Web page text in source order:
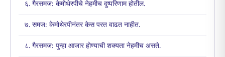
६. गैरसमज: केमोथेरपीचे नेहमीच दुष्परिणाम होतील.
७. समज: केमोथेरपीनंतर केस परत वाढत नाहीत.
८. गैरसमज: पुन्हा आजार होण्याची शक्यता नेहमीच असते.